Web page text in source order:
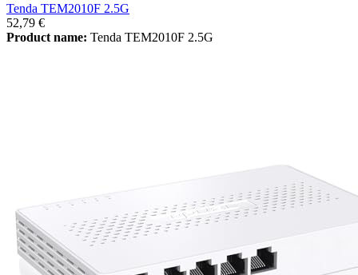
Tenda TEM2010F 2.5G
52,79 €
Product name: Tenda TEM2010F 2.5G